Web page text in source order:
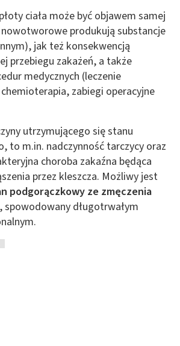
ciała może być objawem samej
produkują substancje
jak też konsekwencją
przebiegu zakażeń, a także
medycznych (leczenie
zabiegi operacyjne
utrzymującego się stanu
to m.in. nadczynność tarczycy oraz
choroba zakaźna będąca
przez kleszcza. Możliwy jest
podgorączkowy ze zmęczenia
spowodowany długotrwałym